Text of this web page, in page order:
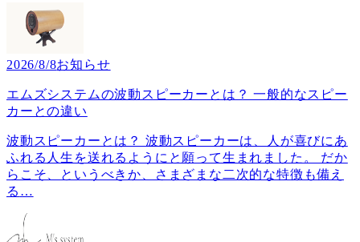
2026/8/8お知らせ
エムズシステムの波動スピーカーとは？ 一般的なスピー
カーとの違い
波動スピーカーとは？ 波動スピーカーは、人が喜びにあ
ふれる人生を送れるようにと願って生まれました。 だか
らこそ、というべきか、さまざまな二次的な特徴も備え
る …